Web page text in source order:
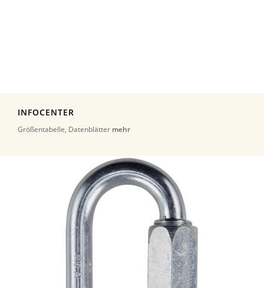
INFOCENTER
Größentabelle, Datenblätter mehr